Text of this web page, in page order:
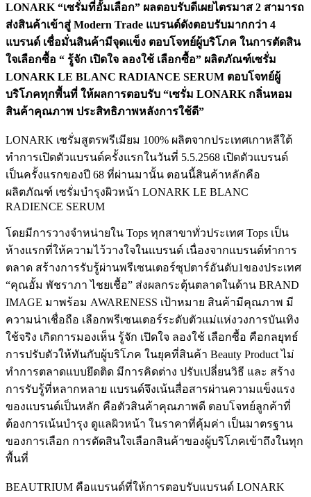
LONARK “เซรั่มที่อั้มเลือก” ผลตอบรับดีเผยไตรมาส 2 สามารถ
ส่งสินค้าเข้าสู่ Modern Trade แบรนด์ดังตอบรับมากกว่า 4
แบรนด์ เชื่อมั่นสินค้ามีจุดแข็ง ตอบโจทย์ผู้บริโภค ในการตัดสิน
ใจเลือกซื้อ “ รู้จัก เปิดใจ ลองใช้ เลือกซื้อ” ผลิตภัณฑ์เซรั่ม
LONARK LE BLANC RADIANCE SERUM ตอบโจทย์ผู้
บริโภคทุกพื้นที่ ให้ผลการตอบรับ “เซรั่ม LONARK กลิ่นหอม
สินค้าคุณภาพ ประสิทธิภาพหลังการใช้ดี”
LONARK เซรั่มสูตรพรีเมียม 100% ผลิตจากประเทศเกาหลีใต้
ทำการเปิดตัวแบรนด์ครั้งแรกในวันที่ 5.5.2568 เปิดตัวแบรนด์
เป็นครั้งแรกของปี 68 ที่ผ่านมานั้น ตอนนี้สินค้าหลักคือ
ผลิตภัณฑ์ เซรั่มบำรุงผิวหน้า LONARK​ LE BLANC
RADIENCE​ SERUM​
โดยมีการวางจำหน่ายใน Tops ทุกสาขาทั่วประเทศ Tops เป็น
ห้างแรกที่ให้ความไว้วางใจในแบรนด์ เนื่องจากแบรนด์ทำการ
ตลาด สร้างการรับรู้ผ่านพรีเซนเตอร์ซุปตาร์อันดับ1ของประเทศ
“คุณอั้ม พัชราภา ไชยเชื้อ” ส่งผลกระตุ้นตลาดในด้าน BRAND
IMAGE มาพร้อม AWARENESS เป้าหมาย สินค้ามีคุณภาพ มี
ความน่าเชื่อถือ เลือกพรีเซนเตอร์ระดับตัวแม่แห่งวงการบันเทิง
ใช้จริง เกิดการมองเห็น รู้จัก เปิดใจ ลองใช้ เลือกซื้อ คือกลยุทธ์​
การปรับตัวให้ทันกับผู้บริโภค ในยุคที่สินค้า Beauty Product ไม่
ทำการตลาดแบบยึดติด มีการคิดต่าง ปรับเปลี่ยนวิธี และ สร้าง
การรับรู้ที่หลากหลาย แบรนด์จึงเน้นสื่อสารผ่านความแข็งแรง
ของแบรนด์เป็นหลัก คือตัวสินค้าคุณภาพดี ตอบโจทย์ลูกค้าที่
ต้องการเน้นบำรุง ดูแลผิวหน้า ในราคาที่คุ้มค่า เป็นมาตรฐาน
ของการเลือก การตัดสินใจเลือกสินค้าของผู้บริโภคเข้าถึงในทุก
พื้นที่
BEAUTRIUM คือแบรนด์ที่ให้การตอบรับแบรนด์ LONARK